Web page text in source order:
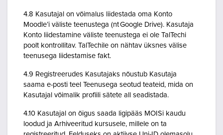
4.8 Kasutajal on võimalus liidestada oma Konto
Moodle’i väliste teenustega (nt Google Drive). Kasutaja
Konto liidestamine väliste teenustega ei ole TalTechi
poolt kontrollitav. TalTechile on nähtav üksnes välise
teenusega liidestamise fakt.
4.9 Registreerudes Kasutajaks nõustub Kasutaja
saama e-posti teel Teenusega seotud teateid, mida on
Kasutajal võimalik profiili sätete all seadistada.
4.10 Kasutajal on õigus saada ligipääs MOISi kaudu
loodud ja Arhiveeritud kursusele, millele on ta